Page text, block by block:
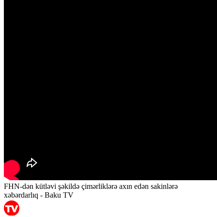
FHN-dən kütləvi şəkildə çimərliklərə axın edən sakinlərə
xəbərdarlıq - Baku TV